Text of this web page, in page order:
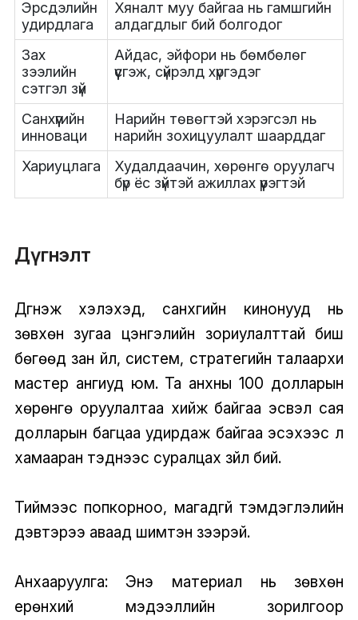
Эрсдэлийн
удирдлага
Хяналт муу байгаа нь гамшгийн
алдагдлыг бий болгодог
Зах
зээлийн
сэтгэл зүй
Айдас, эйфори нь бөмбөлөг
үүсгэж, сүйрэлд хүргэдэг
Санхүүгийн
инноваци
Нарийн төвөгтэй хэрэгсэл нь
нарийн зохицуулалт шаарддаг
Хариуцлага
Худалдаачин, хөрөнгө оруулагч
бүр ёс зүйтэй ажиллах үүрэгтэй
Дүгнэлт
Дүгнэж хэлэхэд, санхүүгийн кинонууд нь
зөвхөн зугаа цэнгэлийн зориулалттай биш
бөгөөд зан үйл, систем, стратегийн талаархи
мастер ангиуд юм. Та анхны 100 долларын
хөрөнгө оруулалтаа хийж байгаа эсвэл сая
долларын багцаа удирдаж байгаа эсэхээс үл
хамааран тэднээс суралцах зүйл бий.
Тиймээс попкорноо, магадгүй тэмдэглэлийн
дэвтэрээ аваад шимтэн үзээрэй.
Анхааруулга: Энэ материал нь зөвхөн
ерөнхий мэдээллийн зорилгоор